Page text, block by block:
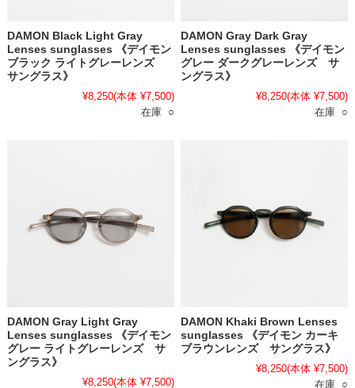
DAMON Black Light Gray
Lenses sunglasses 《デイモン
ブラック ライトグレーレンズ
サングラス》
¥8,250(本体 ¥7,500)
在庫 ○
DAMON Gray Dark Gray
Lenses sunglasses 《デイモン
グレー ダークグレーレンズ サ
ングラス》
¥8,250(本体 ¥7,500)
在庫 ○
DAMON Gray Light Gray
Lenses sunglasses 《デイモン
グレー ライトグレーレンズ サ
ングラス》
¥8,250(本体 ¥7,500)
DAMON Khaki Brown Lenses
sunglasses 《デイモン カーキ
ブラウンレンズ サングラス》
¥8,250(本体 ¥7,500)
在庫 ○